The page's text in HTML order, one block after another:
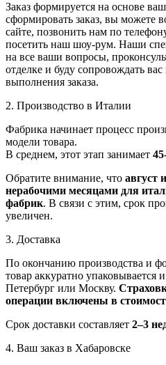
Заказ формируется на основе
сформировать заказ, вы можете
сайте, позвонить нам по
посетить наш шоу-рум. Наши
на все ваши вопросы,
отделке и буду сопровождать
выполнения заказа.
2. Производство в Италии
Фабрика начинает процесс
модели товара.
В среднем, этот этап занимает
Обратите внимание, что август
нерабочими месяцами для
фабрик. В связи с этим, срок
увеличен.
3. Доставка
По окончанию производства и
товар аккуратно упаковывается
Петербург или Москву.
операции включены в
Срок доставки составляет 2–3
4. Ваш заказ в Хабаровске